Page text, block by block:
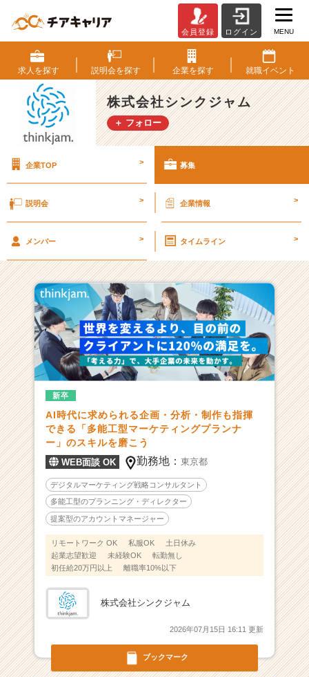
式
会
社
シ
ン
ク
の
求
-
挑
戦
の
舞
台
は
企
業
1
0
｜
企
画
最
前
線
キ
ア
会員登録 ログイン MENU
求人を探す 説明会を探す 企業を探す 就職イベント
株式会社シンクジャム
＋ フォロー
企業TOP > 募集
説明会 > 企業情報 >
メンバー > タイムライン >
ブックマーク
新卒
AI時代に求められる企画・分析・制作も指揮
できる「多能工型マーケティングプランナ
ー」のスキルを磨こう
WEB面談 OK 勤務地：東京都
デジタルマーケティング戦略コンサルタント
多能工型のプランニング・ディレクター
提案型のアカウントマネージャー
リモートワーク OK 私服OK
土日休み
起業志望歓迎
未経験OK
転勤無し
初任給20万円以上
離職率10%以下
株式会社シンクジャム
2026年07月15日 16:11 更新